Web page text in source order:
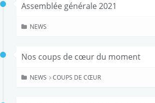
Assemblée générale 2021
NEWS
Nos coups de cœur du moment
NEWS COUPS DE CŒUR